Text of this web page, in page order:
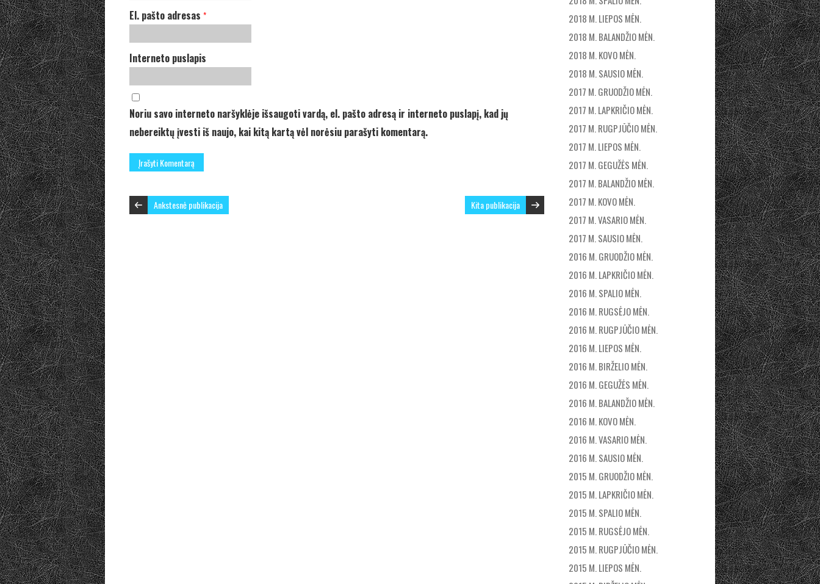
El. pašto adresas *
Interneto puslapis
Noriu savo interneto naršyklėje išsaugoti vardą, el. pašto adresą ir interneto puslapį, kad jų
nebereiktų įvesti iš naujo, kai kitą kartą vėl norėsiu parašyti komentarą.
Ankstesnė publikacija Kita publikacija
2018 M. LIEPOS MĖN.
2018 M. BALANDŽIO MĖN.
2018 M. KOVO MĖN.
2018 M. SAUSIO MĖN.
2017 M. GRUODŽIO MĖN.
2017 M. LAPKRIČIO MĖN.
2017 M. RUGPJŪČIO MĖN.
2017 M. LIEPOS MĖN.
2017 M. GEGUŽĖS MĖN.
2017 M. BALANDŽIO MĖN.
2017 M. KOVO MĖN.
2017 M. VASARIO MĖN.
2017 M. SAUSIO MĖN.
2016 M. GRUODŽIO MĖN.
2016 M. LAPKRIČIO MĖN.
2016 M. SPALIO MĖN.
2016 M. RUGSĖJO MĖN.
2016 M. RUGPJŪČIO MĖN.
2016 M. LIEPOS MĖN.
2016 M. BIRŽELIO MĖN.
2016 M. GEGUŽĖS MĖN.
2016 M. BALANDŽIO MĖN.
2016 M. KOVO MĖN.
2016 M. VASARIO MĖN.
2016 M. SAUSIO MĖN.
2015 M. GRUODŽIO MĖN.
2015 M. LAPKRIČIO MĖN.
2015 M. SPALIO MĖN.
2015 M. RUGSĖJO MĖN.
2015 M. RUGPJŪČIO MĖN.
2015 M. LIEPOS MĖN.